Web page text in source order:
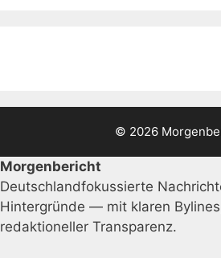
© 2026
Morgenbericht
Deutschlandfokussierte
Hintergründe — mit klaren
redaktioneller Transparenz.